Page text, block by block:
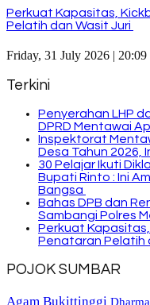
Perkuat Kapasitas,
Pelatih dan Wasit Juri
Friday, 31 July 2026 | 20:09
Terkini
Penyerahan LHP
DPRD Mentawai
Inspektorat
Desa Tahun 2026,
30 Pelajar Ikuti
Bupati Rinto : Ini
Bangsa
Bahas DPB dan
Sambangi Polres
Perkuat
Penataran Pelatih
POJOK SUMBAR
Agam Bukittinggi